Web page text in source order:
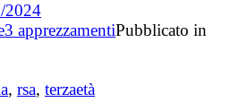
2024
3 apprezzamentiPubblicato in
, rsa, terzaetà